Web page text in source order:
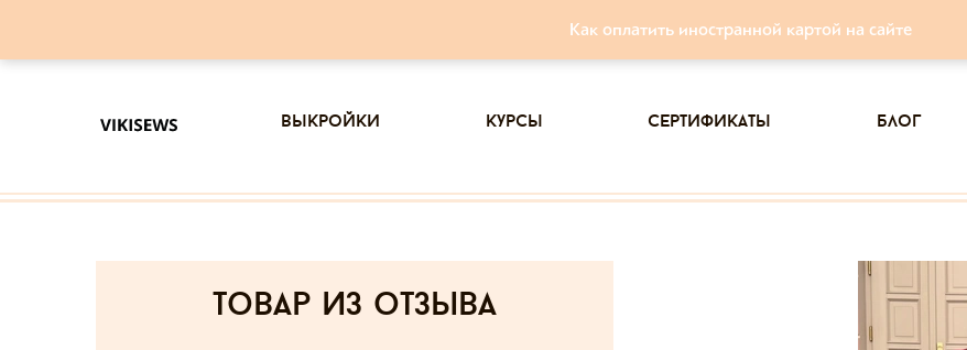
Как оплатить иностранной картой на сайте
выкройки курсы сертификаты блог
товар из отзыва